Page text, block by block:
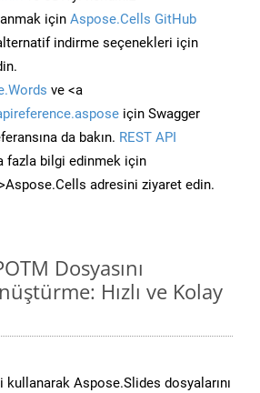
için Aspose.Cells GitHub
indirme seçenekleri için
ve <a
için Swagger
da bakın. REST API
fazla bilgi edinmek için
adresini ziyaret edin.
Dosyasını
Hızlı ve Kolay
kullanarak Aspose.Slides dosyalarını